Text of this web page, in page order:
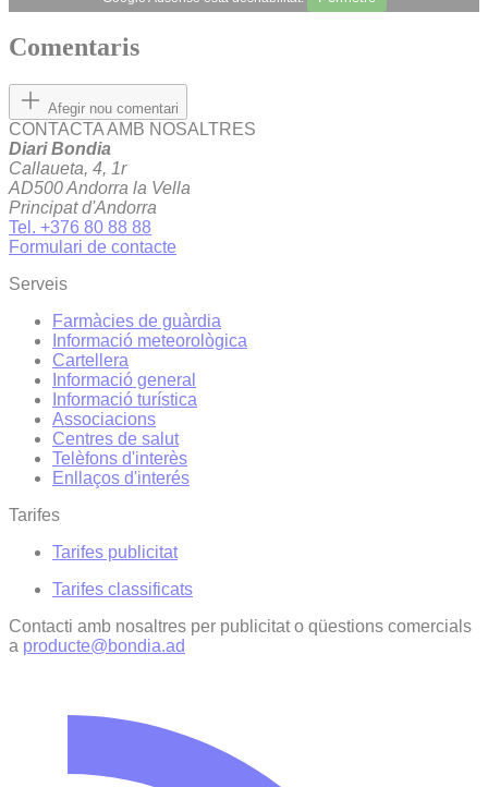
Comentaris
Afegir nou comentari
CONTACTA AMB NOSALTRES
Diari Bondia
Callaueta, 4, 1r
AD500 Andorra la Vella
Principat d'Andorra
Tel. +376 80 88 88
Formulari de contacte
Serveis
Farmàcies de guàrdia
Informació meteorològica
Cartellera
Informació general
Informació turística
Associacions
Centres de salut
Telèfons d'interès
Enllaços d'interés
Tarifes
Tarifes publicitat
Tarifes classificats
Contacti amb nosaltres per publicitat o qüestions comercials
a producte@bondia.ad